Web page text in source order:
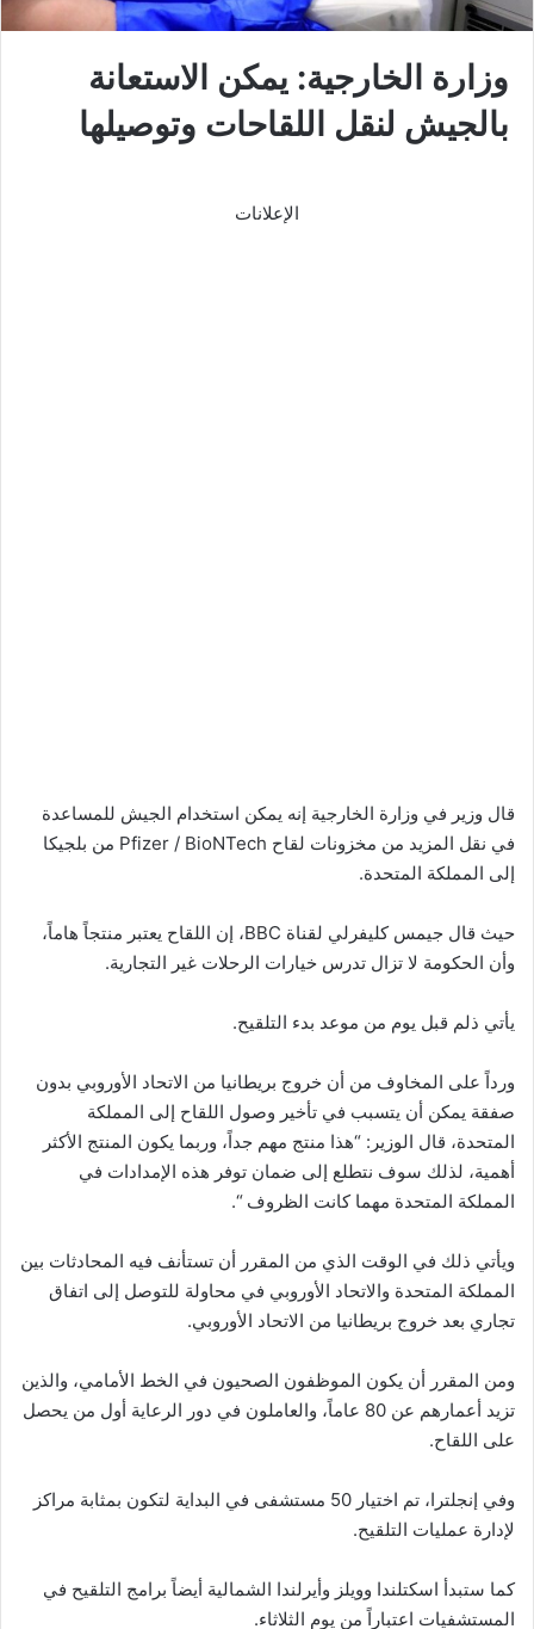
وزارة الخارجية: يمكن الاستعانة
بالجيش لنقل اللقاحات وتوصيلها
الإعلانات
قال وزير في وزارة الخارجية إنه يمكن استخدام الجيش للمساعدة
في نقل المزيد من مخزونات لقاح Pfizer / BioNTech من بلجيكا
إلى المملكة المتحدة.
حيث قال جيمس كليفرلي لقناة BBC، إن اللقاح يعتبر منتجاً هاماً،
وأن الحكومة لا تزال تدرس خيارات الرحلات غير التجارية.
يأتي ذلم قبل يوم من موعد بدء التلقيح.
ورداً على المخاوف من أن خروج بريطانيا من الاتحاد الأوروبي بدون
صفقة يمكن أن يتسبب في تأخير وصول اللقاح إلى المملكة
المتحدة، قال الوزير: “هذا منتج مهم جداً، وربما يكون المنتج الأكثر
أهمية، لذلك سوف نتطلع إلى ضمان توفر هذه الإمدادات في
المملكة المتحدة مهما كانت الظروف “.
ويأتي ذلك في الوقت الذي من المقرر أن تستأنف فيه المحادثات بين
المملكة المتحدة والاتحاد الأوروبي في محاولة للتوصل إلى اتفاق
تجاري بعد خروج بريطانيا من الاتحاد الأوروبي.
ومن المقرر أن يكون الموظفون الصحيون في الخط الأمامي، والذين
تزيد أعمارهم عن 80 عاماً، والعاملون في دور الرعاية أول من يحصل
على اللقاح.
وفي إنجلترا، تم اختيار 50 مستشفى في البداية لتكون بمثابة مراكز
لإدارة عمليات التلقيح.
كما ستبدأ اسكتلندا وويلز وأيرلندا الشمالية أيضاً برامج التلقيح في
المستشفيات اعتباراً من يوم الثلاثاء.